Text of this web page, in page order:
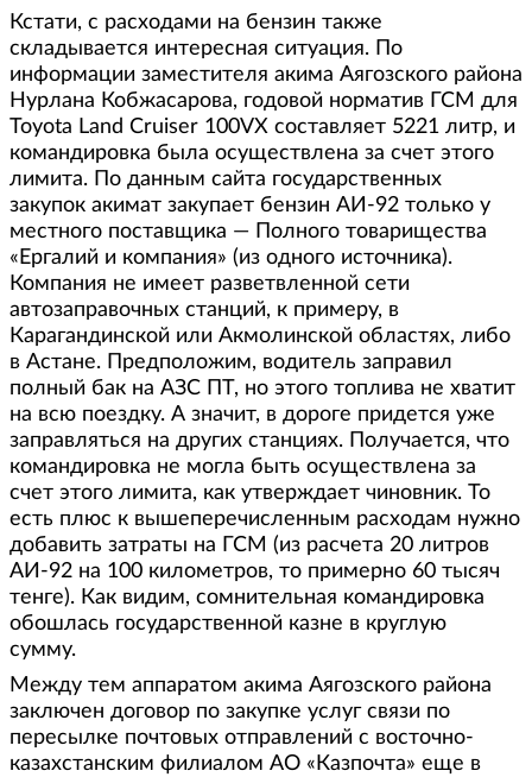
Кстати, с расходами на бензин также
складывается интересная ситуация. По
информации заместителя акима Аягозского района
Нурлана Кобжасарова, годовой норматив ГСМ для
Toyota Land Cruiser 100VX составляет 5221 литр, и
командировка была осуществлена за счет этого
лимита. По данным сайта государственных
закупок акимат закупает бензин АИ-92 только у
местного поставщика — Полного товарищества
«Ергалий и компания» (из одного источника).
Компания не имеет разветвленной сети
автозаправочных станций, к примеру, в
Карагандинской или Акмолинской областях, либо
в Астане. Предположим, водитель заправил
полный бак на АЗС ПТ, но этого топлива не хватит
на всю поездку. А значит, в дороге придется уже
заправляться на других станциях. Получается, что
командировка не могла быть осуществлена за
счет этого лимита, как утверждает чиновник. То
есть плюс к вышеперечисленным расходам нужно
добавить затраты на ГСМ (из расчета 20 литров
АИ-92 на 100 километров, то примерно 60 тысяч
тенге). Как видим, сомнительная командировка
обошлась государственной казне в круглую
сумму.
Между тем аппаратом акима Аягозского района
заключен договор по закупке услуг связи по
пересылке почтовых отправлений с восточно-
казахстанским филиалом АО «Казпочта» еще в